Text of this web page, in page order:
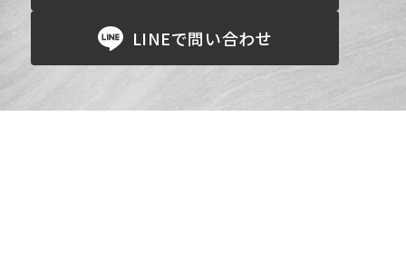
LINEで問い合わせ